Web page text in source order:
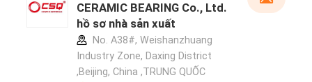
CERAMIC BEARING Co., Ltd.
hồ sơ nhà sản xuất
No. A38#, Weishanzhuang
Industry Zone, Daxing District
,Beijing, China ,TRUNG QUỐC